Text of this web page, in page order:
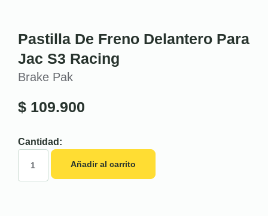
Pastilla De Freno Delantero Para
Jac S3 Racing
Brake Pak
$ 109.900
Cantidad:
Añadir al carrito